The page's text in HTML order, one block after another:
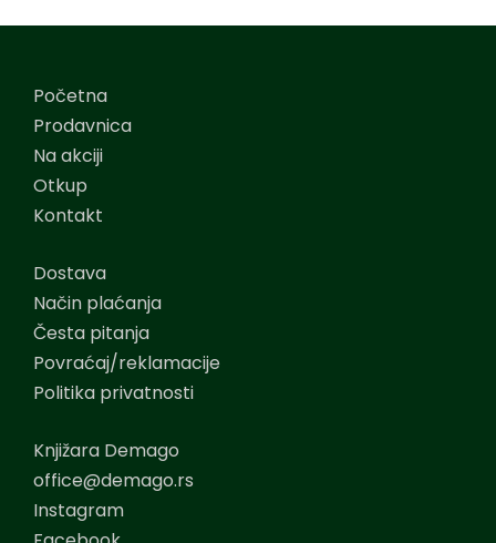
Početna
Prodavnica
Na akciji
Otkup
Kontakt
Dostava
Način plaćanja
Česta pitanja
Povraćaj/reklamacije
Politika privatnosti
Knjižara Demago
office@demago.rs
Instagram